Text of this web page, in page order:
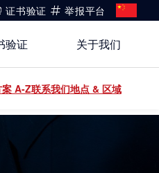
证书验证 举报平台
验证 关于我们
A-Z联系我们地点 & 区域